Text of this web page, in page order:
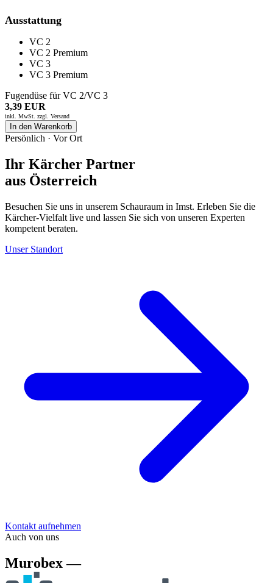
Ausstattung
VC 2
VC 2 Premium
VC 3
VC 3 Premium
Fugendüse für VC 2/VC 3
3,39 EUR
inkl. MwSt. zzgl. Versand
In den Warenkorb
Persönlich · Vor Ort
Ihr Kärcher Partner
aus Österreich
Besuchen Sie uns in unserem Schauraum in Imst. Erleben Sie die
Kärcher-Vielfalt live und lassen Sie sich von unseren Experten
kompetent beraten.
Unser Standort
Kontakt aufnehmen
Auch von uns
Murobex —